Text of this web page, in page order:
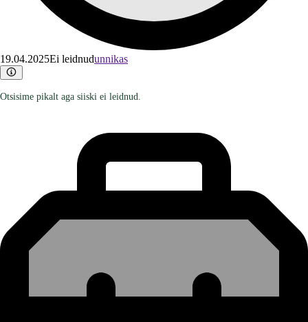
19.04.2025Ei leidnudunnikas
Otsisime pikalt aga siiski ei leidnud.